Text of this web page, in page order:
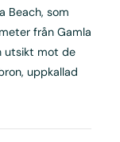
Beach, som
från Gamla
utsikt mot de
uppkallad